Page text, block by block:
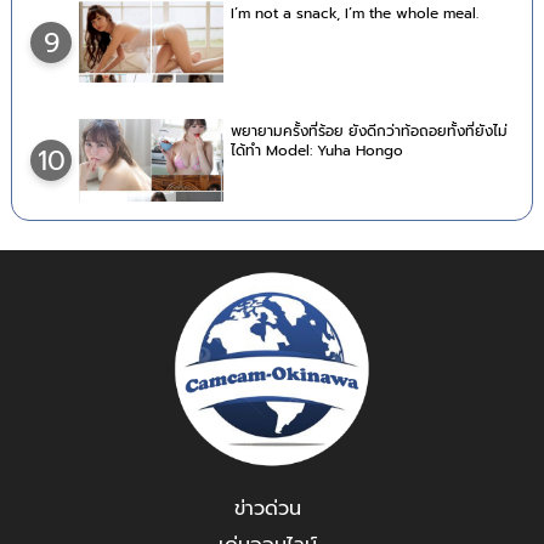
9
I’m not a snack, I’m the whole meal.
10
พยายามครั้งที่ร้อย ยังดีกว่าท้อถอยทั้งที่ยังไม่
ได้ทำ Model: Yuha Hongo
ข่าวด่วน